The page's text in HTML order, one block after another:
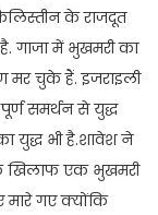
के राजदूत
गाजा में भुखमरी का
मर चुके हैं. इजराइली
समर्थन से युद्ध
युद्ध भी है.शावेश ने
खिलाफ एक भुखमरी
मारे गए क्योंकि